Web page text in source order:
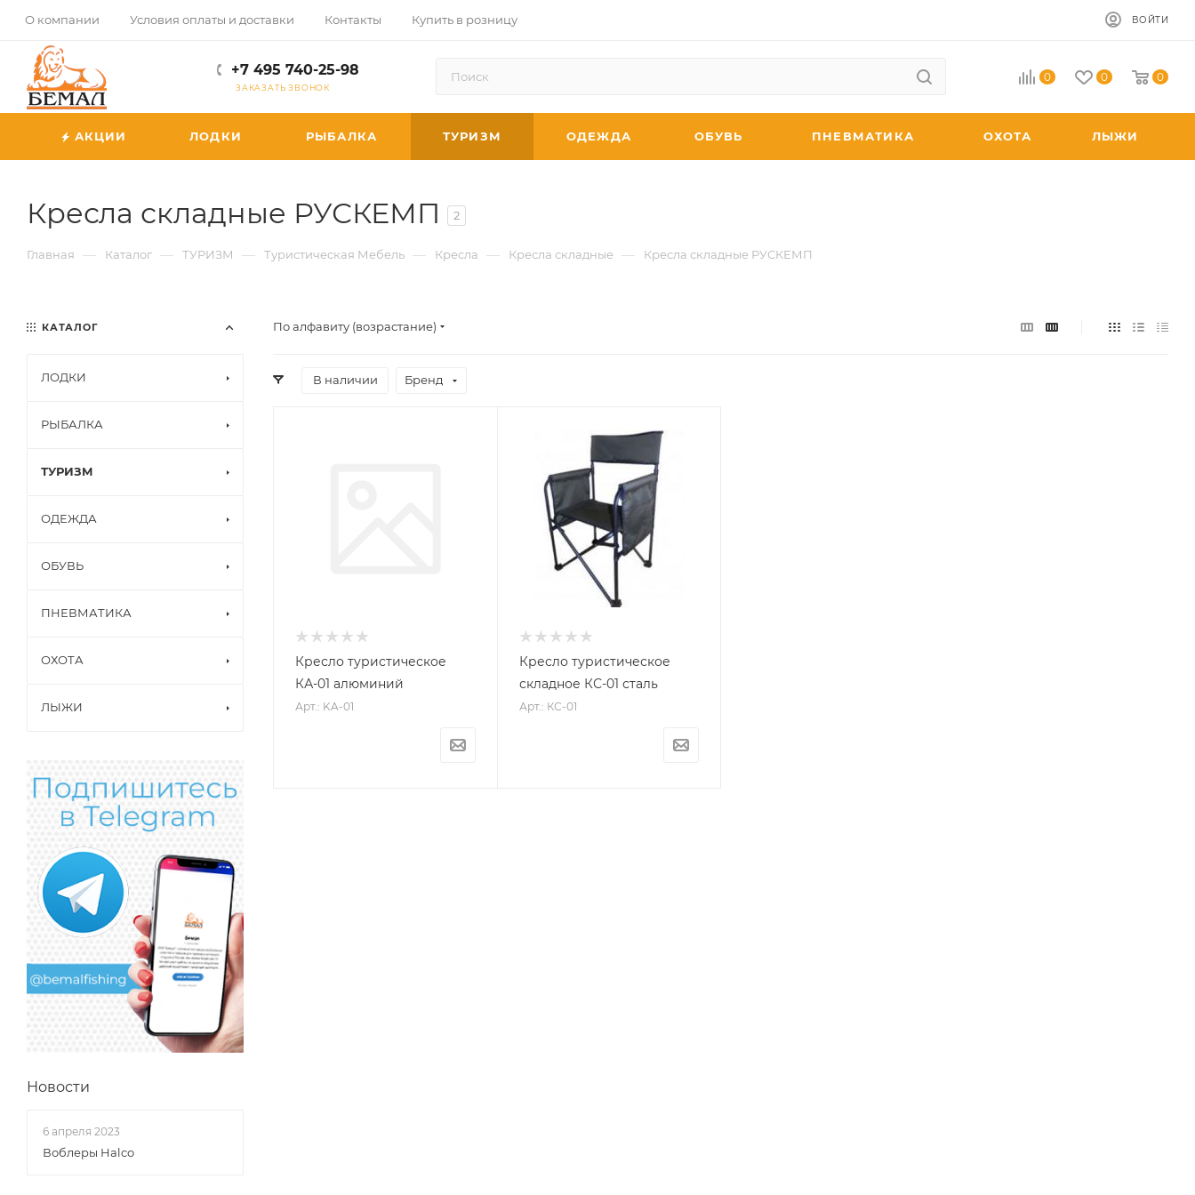
О компании Условия оплаты и доставки Контакты Купить в розницу ВОЙТИ
+7 495 740-25-98
ЗАКАЗАТЬ ЗВОНОК
0 0 0
АКЦИИ ЛОДКИ РЫБАЛКА ТУРИЗМ ОДЕЖДА ОБУВЬ ПНЕВМАТИКА ОХОТА ЛЫЖИ
Кресла складные РУСКЕМП 2
Главная — Каталог — ТУРИЗМ — Туристическая Мебель — Кресла — Кресла складные — Кресла складные РУСКЕМП
По алфавиту (возрастание)
В наличии Бренд
Кресло туристическое
КА-01 алюминий
Арт.: KA-01
Кресло туристическое
складное КС-01 сталь
Арт.: КС-01
КАТАЛОГ
ЛОДКИ
РЫБАЛКА
ТУРИЗМ
ОДЕЖДА
ОБУВЬ
ПНЕВМАТИКА
ОХОТА
ЛЫЖИ
Новости
6 апреля 2023
Воблеры Halco